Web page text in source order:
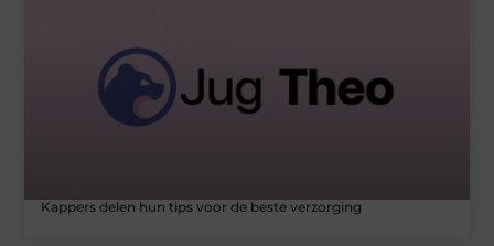
Kappers delen hun tips voor de beste verzorging